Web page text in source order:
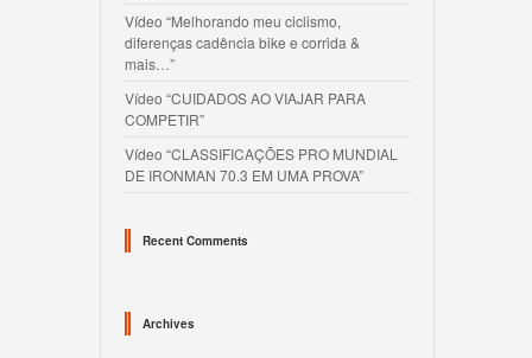
Vídeo “Melhorando meu ciclismo,
diferenças cadência bike e corrida &
mais…”
Vídeo “CUIDADOS AO VIAJAR PARA
COMPETIR”
Vídeo “CLASSIFICAÇÕES PRO MUNDIAL
DE IRONMAN 70.3 EM UMA PROVA”
Recent Comments
Archives